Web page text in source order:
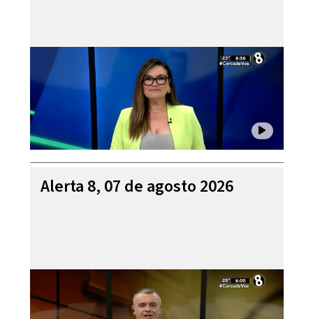
Alerta 8, 07 de agosto 2026